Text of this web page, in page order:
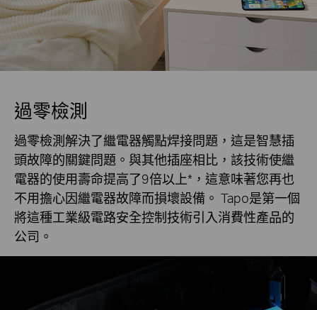
過零檢測
過零檢測解決了繼電器觸點焊接問題，這是智慧插
頭故障的關鍵問題。與其他插座相比，該技術使繼
電器的使用壽命提高了9倍以上*，這意味著您再也
不用擔心因繼電器故障而損壞設備。 Tapo是第一個
將這種工業級電路安全控制技術引入消費性產品的
公司。